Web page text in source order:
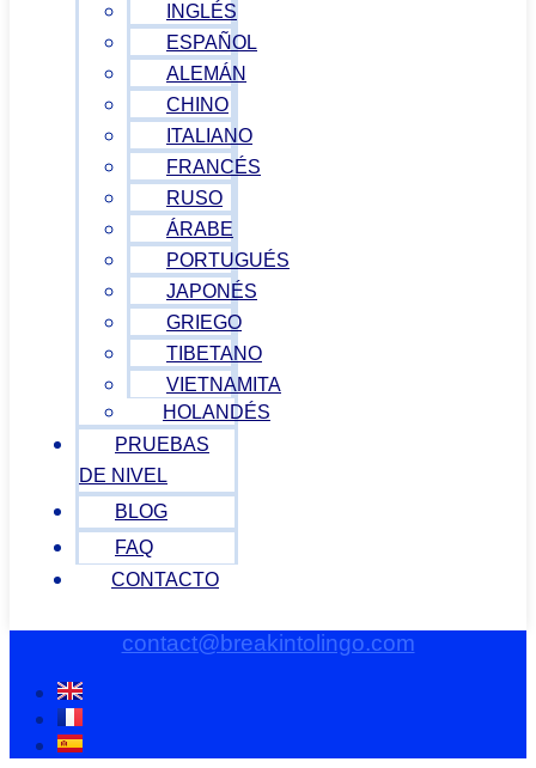
INGLÉS
ESPAÑOL
ALEMÁN
CHINO
ITALIANO
FRANCÉS
RUSO
ÁRABE
PORTUGUÉS
JAPONÉS
GRIEGO
TIBETANO
VIETNAMITA
HOLANDÉS
PRUEBAS
DE NIVEL
BLOG
FAQ
CONTACTO
contact@breakintolingo.com